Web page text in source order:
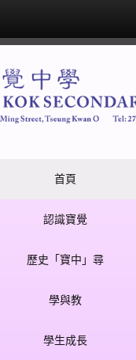
首頁
認識寶覺
歷史「寶中」尋
學與教
學生成長